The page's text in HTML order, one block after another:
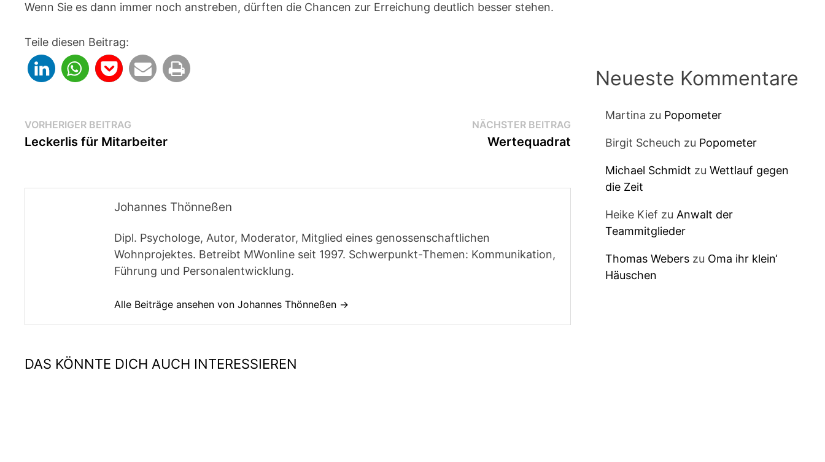
Wenn Sie es dann immer noch anstreben, dürften die Chancen zur Erreichung deutlich besser stehen.
Teile diesen Beitrag:
Beitragsnavigation
VORHERIGER BEITRAG
Beitrag:
Leckerlis für Mitarbeiter
NÄCHSTER BEITRAGNächster
Beitrag:
Wertequadrat
Johannes Thönneßen
Dipl. Psychologe, Autor, Moderator, Mitglied eines genossenschaftlichen
Wohnprojektes. Betreibt MWonline seit 1997. Schwerpunkt-Themen: Kommunikation,
Führung und Personalentwicklung.
Alle Beiträge ansehen von Johannes Thönneßen →
DAS KÖNNTE DICH AUCH INTERESSIEREN
Neueste Kommentare
Martina zu Popometer
Birgit Scheuch zu Popometer
Michael Schmidt zu Wettlauf gegen
die Zeit
Heike Kief zu Anwalt der
Teammitglieder
Thomas Weberszu Oma ihr klein‘
Häuschen